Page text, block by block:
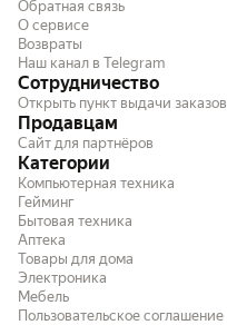
Обратная связь
О сервисе
Возвраты
Наш канал в Telegram
Сотрудничество
Открыть пункт выдачи заказов
Продавцам
Сайт для партнёров
Категории
Компьютерная техника
Гейминг
Бытовая техника
Аптека
Товары для дома
Электроника
Мебель
Пользовательское соглашение